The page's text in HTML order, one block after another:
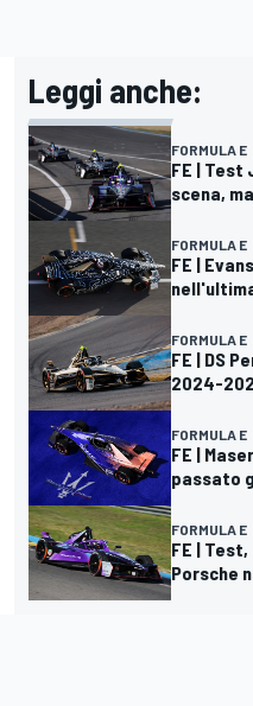
Leggi anche:
FORMULA E
FE | Test
scena,
FORMULA E
FE |
FORMULA E
FE | DS
2024-
FORMULA E
FE |
passato
FORMULA E
FE |
Porsche